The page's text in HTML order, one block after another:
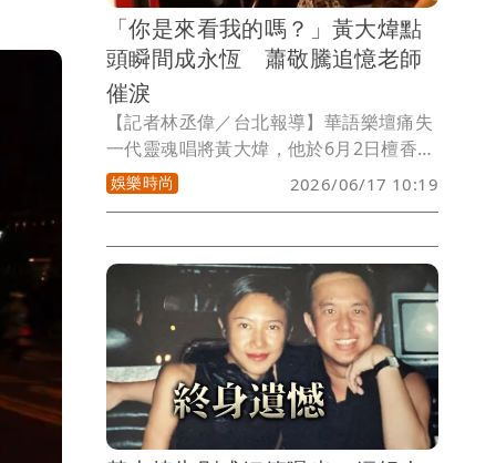
「你是來看我的嗎？」黃大煒點
頭瞬間成永恆 蕭敬騰追憶老師
催淚
【記者林丞偉／台北報導】華語樂壇痛失
一代靈魂唱將黃大煒，他於6月2日檀香山
時間辭世，享壽61歲，消息震驚各界。曾
在《超級星光大道》踢館賽一鳴驚人的金
不已，第一時間發文追思。而近日網友翻
出一段塵封8年的珍貴影片，更讓無數歌
迷看得鼻酸——當年坐在台下微笑看著愛
徒演出的黃大煒，如今竟已成為再也回不
來的身影。
娛樂時尚 2026/06/17 10:19